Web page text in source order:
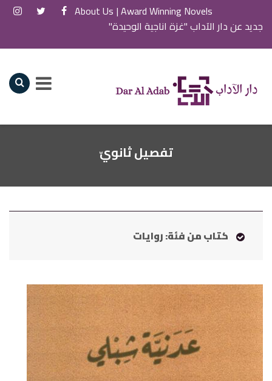
Award Winning Novels |
About Us
جديد عن دار الآداب "غزة اناجية الوحيدة"
تفصيل ثانويّ
كتاب من فئة: روايات